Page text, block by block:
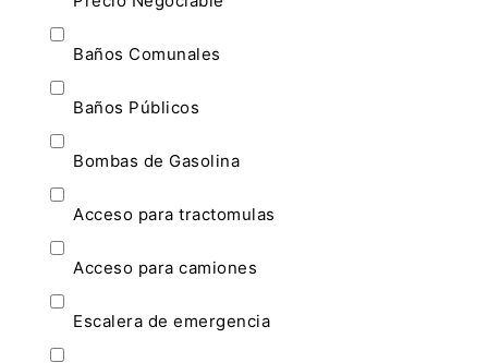
Baños Comunales
Baños Públicos
Bombas de Gasolina
Acceso para tractomulas
Acceso para camiones
Escalera de emergencia